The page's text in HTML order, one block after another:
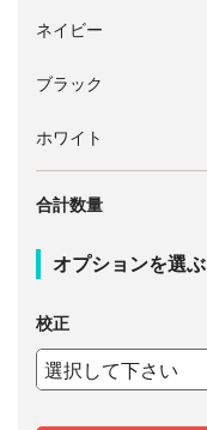
ネイビー
ブラック
ホワイト
合計数量
オプションを選ぶ
校正